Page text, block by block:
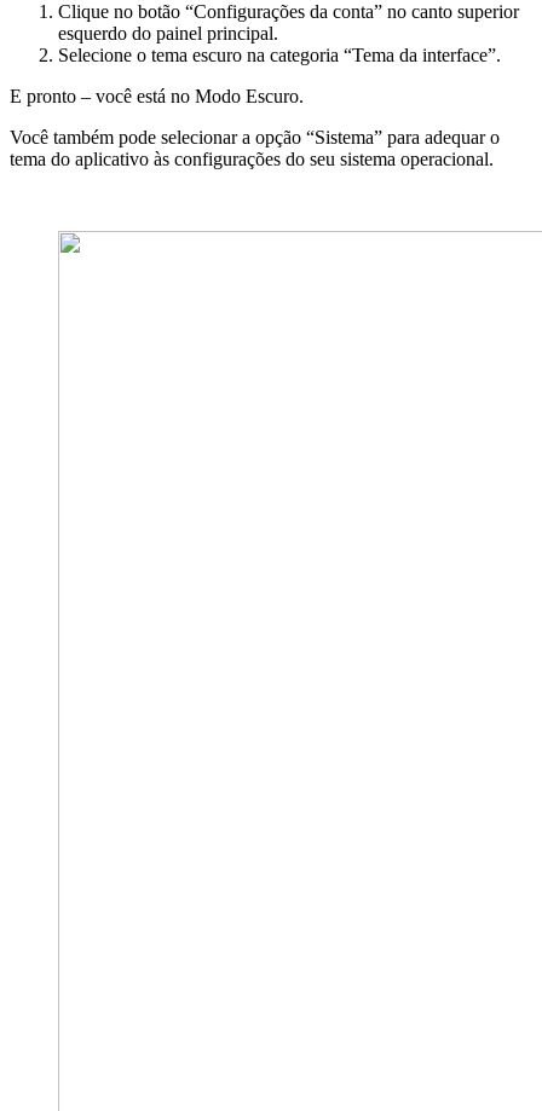
Clique no botão “Configurações da conta” no canto superior
esquerdo do painel principal.
Selecione o tema escuro na categoria “Tema da interface”.
E pronto – você está no Modo Escuro.
Você também pode selecionar a opção “Sistema” para adequar o
tema do aplicativo às configurações do seu sistema operacional.